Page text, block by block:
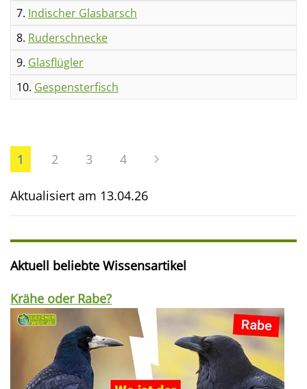
7. Indischer Glasbarsch
8. Ruderschnecke
9. Glasflügler
10. Gespensterfisch
1 2 3 4
Aktualisiert am 13.04.26
Aktuell beliebte Wissensartikel
Krähe oder Rabe?